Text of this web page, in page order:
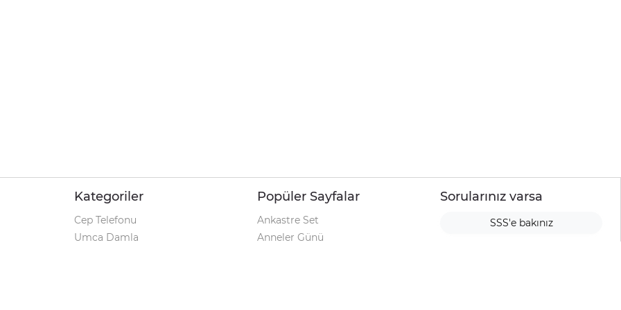
Kategoriler
Cep Telefonu
Umca Damla
Popüler Sayfalar
Ankastre Set
Anneler Günü
Sorularınız varsa
SSS'e bakınız